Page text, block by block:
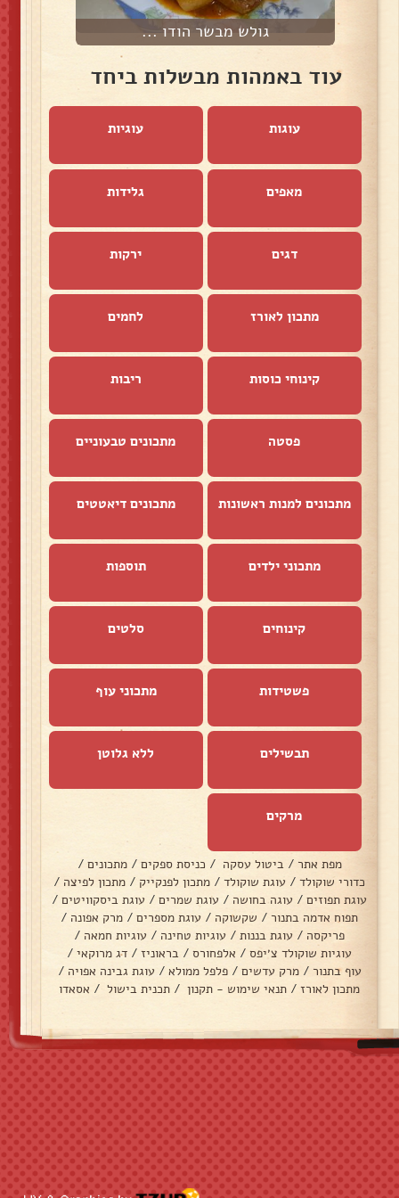
גולש מבשר הודו ...
עוד באמהות מבשלות ביחד
עוגות עוגיות
מאפים גלידות
דגים ירקות
מתכון לאורז לחמים
קינוחי כוסות ריבות
פסטה מתכונים טבעוניים
מתכונים למנות ראשונות מתכונים דיאטטים
מתכוני ילדים תוספות
קינוחים סלטים
פשטידות מתכוני עוף
תבשילים ללא גלוטן
מרקים
מפת אתר / ביטול עסקה / כניסת ספקים / מתכונים /
כדורי שוקולד / עוגת שוקולד / מתכון לפנקייק / מתכון לפיצה /
עוגת תפוזים / עוגה בחושה / עוגת שמרים / עוגת ביסקוויטים /
תפוח אדמה בתנור / שקשוקה / עוגת מספרים / מרק אפונה /
פריקסה / עוגת בננות / עוגיות טחינה / עוגיות חמאה /
עוגיות שוקולד צ׳יפס / אלפחורס / בראוניז / דג מרוקאי /
עוף בתנור / מרק עדשים / פלפל ממולא / עוגת גבינה אפויה /
מתכון לאורז / תנאי שימוש - תקנון / תכנית בישול / אסאדו